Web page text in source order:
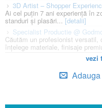
3D Artist – Shopper
Ai cel puțin 7 ani experiență în
standuri și plasări... [detalii]
Specialist Productie @
Căutăm un profesionist
înțelege materiale, finisaje
vezi